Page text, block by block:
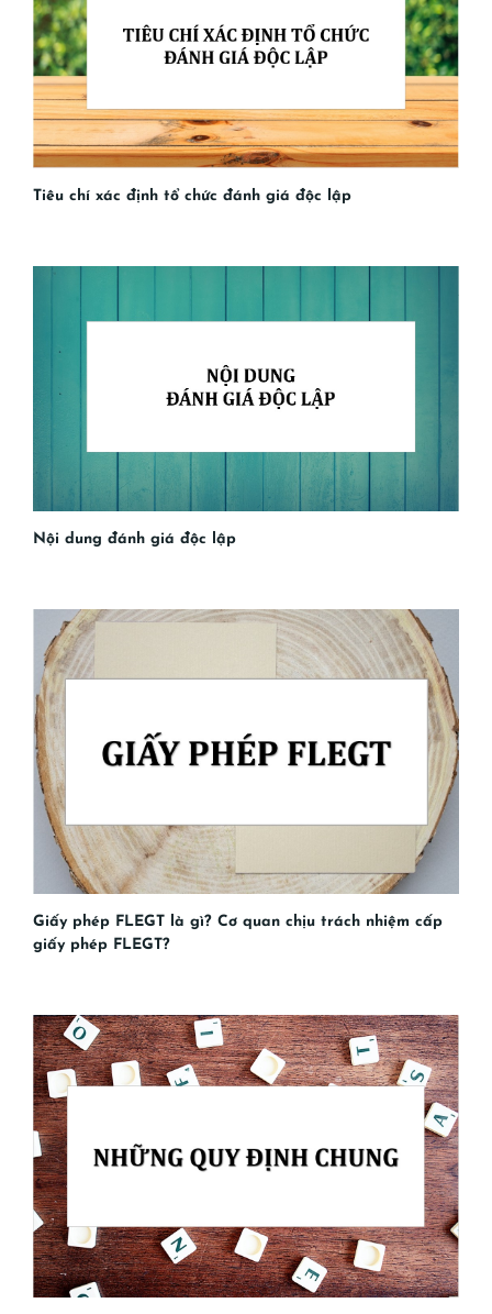
Tiêu chí xác định tổ chức đánh giá độc lập
Nội dung đánh giá độc lập
Giấy phép FLEGT là gì? Cơ quan chịu trách nhiệm cấp
giấy phép FLEGT?